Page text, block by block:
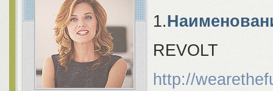
1.
REVOLT
http://